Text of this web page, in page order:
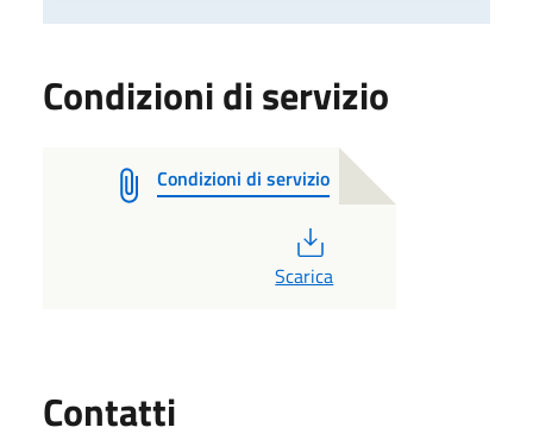
Condizioni di servizio
Condizioni di servizio
Scarica
Contatti